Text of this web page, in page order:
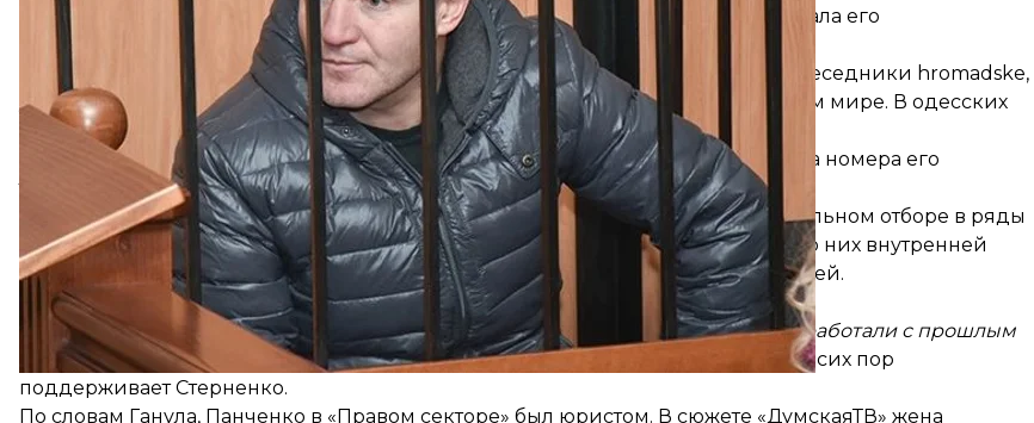
«ПРАВЫЙ СЕКТОР/Одесса». Хотя в сюжете«ДумскаяТВ»
жена Панченко отрицала его
принадлежность к пророссийским силам.
Еще раньше Панченко около 10 лет работал в структурах МВД. Как говорят собеседники hromadske,
у «Галстука» были широкие связи как в милицейских кругах, так и в уголовном мире. В одесских
медиа его чаще всего упоминают какэкс-милиционера
Авторам не удалось связаться с Панченко. Предоставленеые журналистам два номера его
телефонов все время были недоступны.
В мае 2014-го в интервью изданию«Вгороде»Стерненко рассказывал о тщательном отборе в ряды
«Правого сектора», об изучении прошлого кандидатов и сборе информации о них внутренней
службой безопасности.
«После этого более 60% отсеиваются»
, — убеждал Сергей.
Как же тогда в ПС попал Панченко?
«Есть такая СБ — служба безопасности движения. И они, я так понимаю, не доработали с прошлым
Эдуарда», — объясняет hromadske бывший член ПС Демьян Ганул, который до сих пор
поддерживает Стерненко.
По словам Ганула, Панченко в «Правом секторе» был юристом. В сюжете «ДумскаяТВ» жена